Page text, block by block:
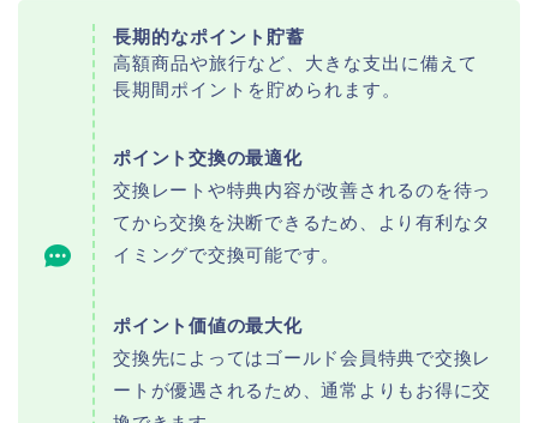
長期的なポイント貯蓄
高額商品や旅行など、大きな支出に備えて
長期間ポイントを貯められます。
ポイント交換の最適化
交換レートや特典内容が改善されるのを待っ
てから交換を決断できるため、より有利なタ
イミングで交換可能です。
ポイント価値の最大化
交換先によってはゴールド会員特典で交換レ
ートが優遇されるため、通常よりもお得に交